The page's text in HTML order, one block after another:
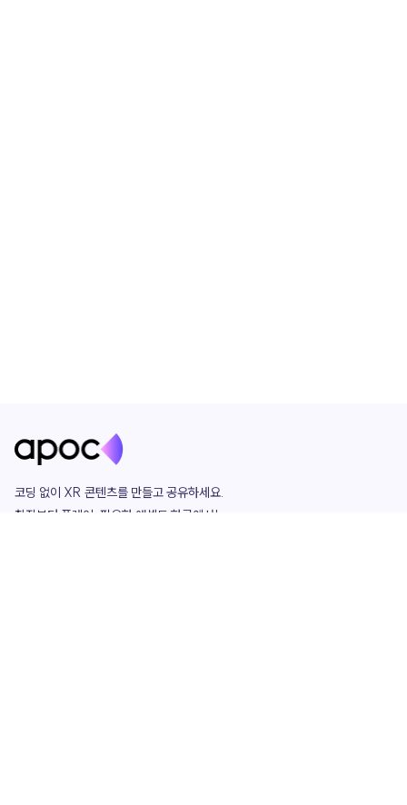
코딩 없이 XR 콘텐츠를 만들고 공유하세요.
창작부터 플레이, 필요한 애셋도 한곳에서!